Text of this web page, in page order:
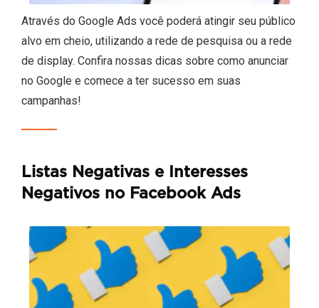
Através do Google Ads você poderá atingir seu público
alvo em cheio, utilizando a rede de pesquisa ou a rede
de display. Confira nossas dicas sobre como anunciar
no Google e comece a ter sucesso em suas
campanhas!
Listas Negativas e Interesses
Negativos no Facebook Ads